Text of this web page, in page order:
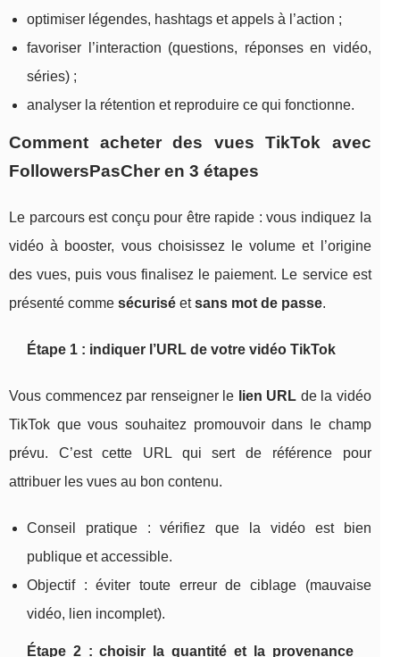
optimiser légendes, hashtags et appels à l’action ;
favoriser l’interaction (questions, réponses en vidéo,
séries) ;
analyser la rétention et reproduire ce qui fonctionne.
Comment acheter des vues TikTok avec
FollowersPasCher en 3 étapes
Le parcours est conçu pour être rapide : vous indiquez la
vidéo à booster, vous choisissez le volume et l’origine
des vues, puis vous finalisez le paiement. Le service est
présenté comme sécurisé etsans mot de passe.
Étape 1 : indiquer l’URL de votre vidéo TikTok
Vous commencez par renseigner le lien URL de la vidéo
TikTok que vous souhaitez promouvoir dans le champ
prévu. C’est cette URL qui sert de référence pour
attribuer les vues au bon contenu.
Conseil pratique : vérifiez que la vidéo est bien
publique et accessible.
Objectif : éviter toute erreur de ciblage (mauvaise
vidéo, lien incomplet).
Étape 2 : choisir la quantité et la provenance